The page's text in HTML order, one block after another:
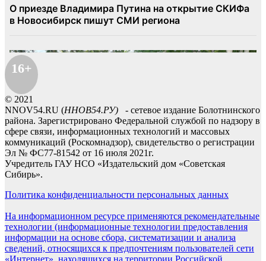
16+
© 2021
NNOV54.RU (ННОВ54.РУ) - сетевое издание Болотнинского
района. Зарегистрировано Федеральной службой по надзору в
сфере связи, информационных технологий и массовых
коммуникаций (Роскомнадзор), свидетельство о регистрации
Эл № ФС77-81542 от 16 июля 2021г.
Учредитель ГАУ НСО «Издательский дом «Советская
Сибирь».
Политика конфиденциальности персональных данных
На информационном ресурсе применяются рекомендательные
технологии (информационные технологии предоставления
информации на основе сбора, систематизации и анализа
сведений, относящихся к предпочтениям пользователей сети